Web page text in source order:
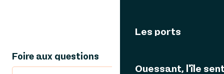
Les ports
Ouessant, l'île
Foire aux questions